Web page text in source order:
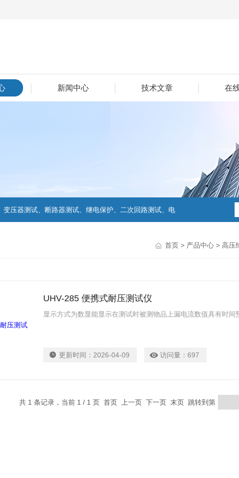
新闻中心 技术文章 在
压器测试、断路器测试、继电保护、二次回路测试、电
首页 > 产品中心 > 高压
UHV-285 便携式耐压测试仪
显示方式为数显能显示在测试时被测物品上漏电流数值具有时
更新时间： 2026-04-09 访问量：697
共 1 条记录，当前 1 / 1 页 首页 上一页 下一页 末页 跳转到第